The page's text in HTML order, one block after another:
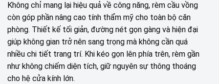
Không chỉ mang lại hiệu quả về công năng, rèm cầu vồng
còn góp phần nâng cao tính thẩm mỹ cho toàn bộ căn
phòng. Thiết kế tối giản, đường nét gọn gàng và hiện đại
giúp không gian trở nên sang trọng mà không cần quá
nhiều chi tiết trang trí. Khi kéo gọn lên phía trên, rèm gần
như không chiếm diện tích, giữ nguyên sự thông thoáng
cho hệ cửa kính lớn.